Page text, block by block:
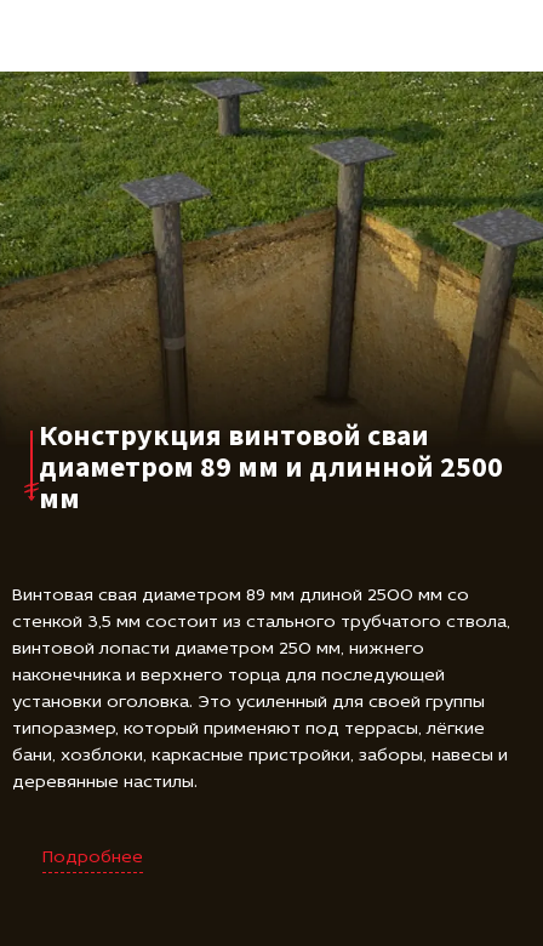
Конструкция винтовой сваи
диаметром 89 мм и длинной 2500
мм
Винтовая свая диаметром 89 мм длиной 2500 мм со
стенкой 3,5 мм состоит из стального трубчатого ствола,
винтовой лопасти диаметром 250 мм, нижнего
наконечника и верхнего торца для последующей
установки оголовка. Это усиленный для своей группы
типоразмер, который применяют под террасы, лёгкие
бани, хозблоки, каркасные пристройки, заборы, навесы и
деревянные настилы.
Подробнее